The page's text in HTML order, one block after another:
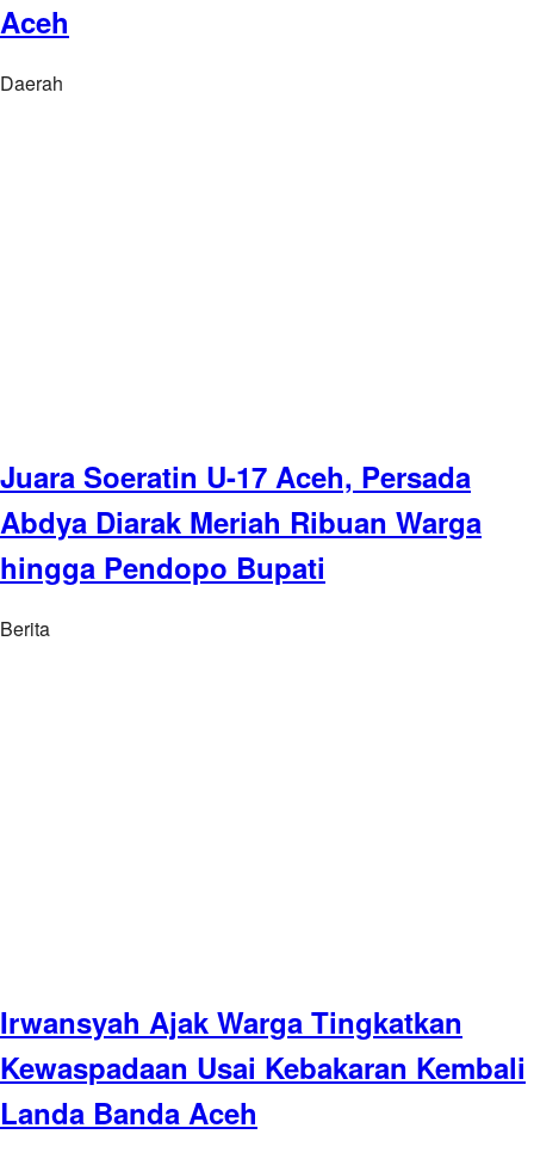
Aceh
Daerah
Juara Soeratin U-17 Aceh, Persada
Abdya Diarak Meriah Ribuan Warga
hingga Pendopo Bupati
Berita
Irwansyah Ajak Warga Tingkatkan
Kewaspadaan Usai Kebakaran Kembali
Landa Banda Aceh